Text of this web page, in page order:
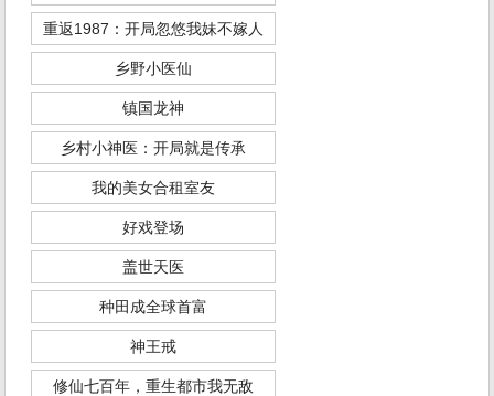
重返1987：开局忽悠我妹不嫁人
乡野小医仙
镇国龙神
乡村小神医：开局就是传承
我的美女合租室友
好戏登场
盖世天医
种田成全球首富
神王戒
修仙七百年，重生都市我无敌